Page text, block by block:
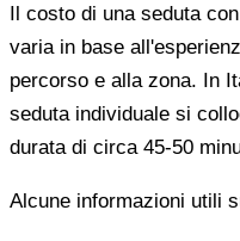
Il costo di una seduta
varia in base
percorso e alla zona. In
seduta individuale si
durata di circa 45-50
Alcune informazioni utili